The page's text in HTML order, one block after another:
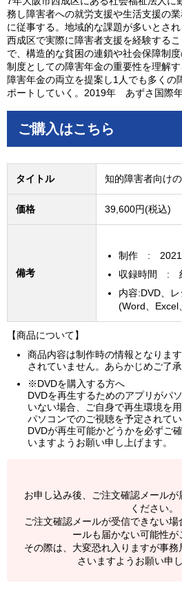
務し障害者への就労支援や生活支援の業
に従事する。地域的な課題が多いとされ
西成区で実際に障害者支援を経験するこ
で、構造的な貧困の連鎖や社会保障制
制度としての障害年金の重要性を理解
障害年金の両立を提案し1人でも多くの
ポートしていく。2019年 あずさ国際
ご購入はこちら
タイトル 知的障害者向け
価格 39,600円(税込)
備考
制作 : 2021
収録時間 :
内容:DVD、
(Word、Excel
【商品について】
商品内容は制作時の情報となりま
されていません。あらかじめご了承
※DVDを購入する方へ
DVDを再生するためのアプリがパ
いない場合、ご自身で再生環境を
パソコンでのご視聴を予定されて
DVDが再生可能かどうかを必ずご
いますようお願い申し上げます。
お申し込み後、ご注文確認メール
ください。
ご注文確認メールが受信できない
ールも届かない可能性が
その際は、大変恐れ入りますが事
さいますようお願い申